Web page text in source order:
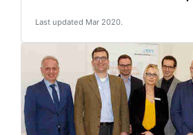
Last updated Mar 2020.